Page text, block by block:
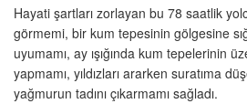
Hayati şartları zorlayan bu 78 saatlik
görmemi, bir kum tepesinin gölgesine
uyumamı, ay ışığında kum tepelerinin
yapmamı, yıldızları ararken suratıma
yağmurun tadını çıkarmamı sağladı.